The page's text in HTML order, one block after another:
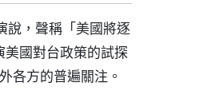
說，聲稱「美國將逐
國對台政策的試探
各方的普遍關注。